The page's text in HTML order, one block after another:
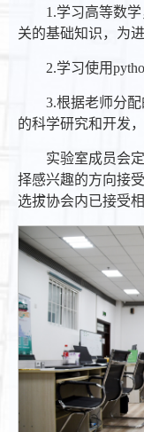
1.学习高等数
关的基础知识，为
2.学习使用
3.根据老师分
的科学研究和开发
实验室成员会
择感兴趣的方向接
选拔协会内已接受